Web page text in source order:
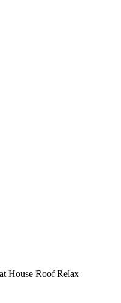
House Roof Relax